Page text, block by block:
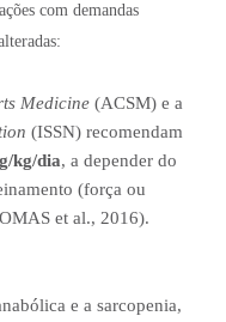
com demandas
Medicine (ACSM) e a
(ISSN) recomendam
kg/dia, a depender do
(força ou
et al., 2016).
e a sarcopenia,